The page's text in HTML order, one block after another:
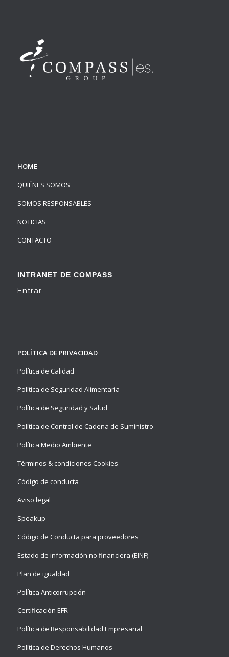
HOME
QUIÉNES SOMOS
SOMOS RESPONSABLES
NOTICIAS
CONTACTO
INTRANET DE COMPASS
Entrar
POLÍTICA DE PRIVACIDAD
Política de Calidad
Política de Seguridad Alimentaria
Política de Seguridad y Salud
Política de Control de Cadena de Suministro
Política Medio Ambiente
Términos & condiciones Cookies
Código de conducta
Aviso legal
Speakup
Código de Conducta para proveedores
Estado de información no financiera (EINF)
Plan de igualdad
Política Anticorrupción
Certificación EFR
Política de Responsabilidad Empresarial
Política de Derechos Humanos